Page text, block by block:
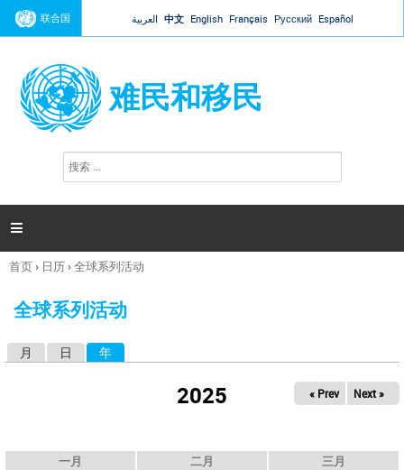
Jump to navigation
联合国 العربية 中文 English Français Русский Español
难民和移民
搜
索

你
这
首页› 日历›全球系列活动
全球系列活动
月 日 年
2025 « Prev Next »
一月 二月 三月